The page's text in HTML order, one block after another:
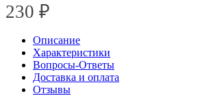
230 ₽
Описание
Характеристики
Вопросы-Ответы
Доставка и оплата
Отзывы